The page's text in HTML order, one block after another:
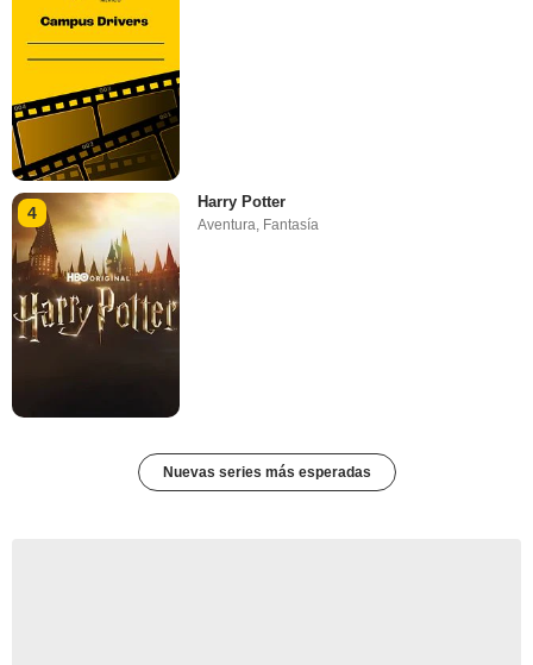
4
Harry Potter
Aventura, Fantasía
Nuevas series más esperadas